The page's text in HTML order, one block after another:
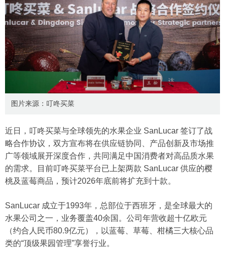
图片来源：叮咚买菜
近日，叮咚买菜与全球领先的水果企业 SanLucar 签订了战
略合作协议，双方宣布将在供应链协同、产品创新及市场推
广等领域展开深度合作，共同满足中国消费者对高品质水果
的需求。目前叮咚买菜平台已上架两款 SanLucar 供应的樱
桃及蓝莓商品，预计2026年底前将扩充到十款。
SanLucar 成立于1993年，总部位于西班牙，是全球最大的
水果公司之一，业务覆盖40余国。公司年营收超十亿欧元
（约合人民币80.9亿元），以蓝莓、草莓、柑橘三大核心品
类的“顶级果园管理”享誉行业。